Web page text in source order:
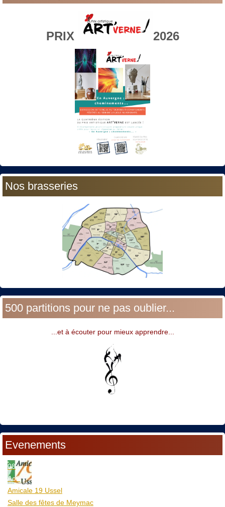
PRIX 2026
Nos brasseries
500 partitions pour ne pas oublier...
...et à écouter pour mieux apprendre...
Evenements
08
Aoû
Amicale 19 Ussel
Salle des fêtes de Meymac